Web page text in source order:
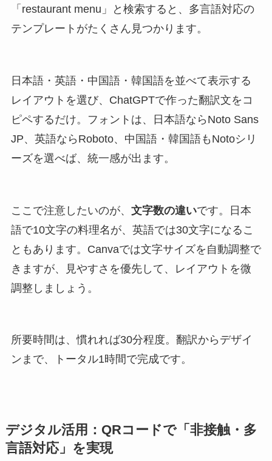
「restaurant menu」と検索すると、多言語対応の
テンプレートがたくさん見つかります。
日本語・英語・中国語・韓国語を並べて表示する
レイアウトを選び、ChatGPTで作った翻訳文をコ
ピペするだけ。フォントは、日本語ならNoto Sans
JP、英語ならRoboto、中国語・韓国語もNotoシリ
ーズを選べば、統一感が出ます。
ここで注意したいのが、 文字数の違いです。日本
語で10文字の料理名が、英語では30文字になるこ
ともあります。Canvaでは文字サイズを自動調整で
きますが、見やすさを優先して、レイアウトを微
調整しましょう。
所要時間は、慣れれば30分程度。翻訳からデザイ
ンまで、トータル1時間で完成です。
デジタル活用：QRコードで「非接触・多
言語対応」を実現